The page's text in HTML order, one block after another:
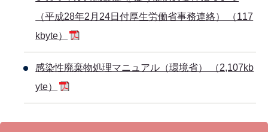
（平成28年2月24日付厚生労働省事務連絡） （117
kbyte）
感染性廃棄物処理マニュアル（環境省） （2,107kb
yte）